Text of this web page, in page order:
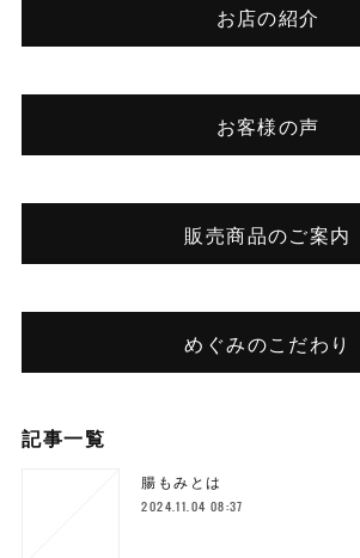
お店の紹介
お客様の声
販売商品のご案内
めぐみのこだわり
記事一覧
腸もみとは
2024.11.04 08:37